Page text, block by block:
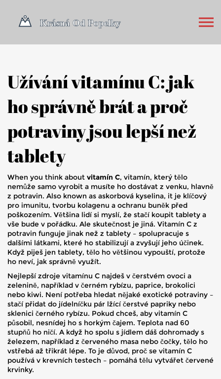
Užívání vitamínu C: jak
ho správně brát a proč
potraviny jsou lepší než
tablety
When you think about vitamín C, vitamín, který tělo
nemůže samo vyrobit a musíte ho dostávat z venku, hlavně
z potravin. Also known as askorbová kyselina, it je klíčový
pro imunitu, tvorbu kolagenu a ochranu buněk před
poškozením. Většina lidí si myslí, že stačí koupit tablety a
vše bude v pořádku. Ale skutečnost je jiná. Vitamín C z
potravin funguje jinak než z tablety – spolupracuje s
dalšími látkami, které ho stabilizují a zvyšují jeho účinek.
Když piješ jen tablety, tělo ho většinou vypouští, protože
ho neví, jak správně využít.
Nejlepší zdroje vitamínu C najdeš v čerstvém ovoci a
zelenině, například v černém rybízu, paprice, brokolici
nebo kiwi. Není potřeba hledat nějaké exotické potraviny –
stačí přidat do jídelníčku pár lžící čerstvé papriky nebo
sklenici černého rybízu. Pokud chceš, aby vitamín C
působil, nesnídej ho s horkým čajem. Teplota nad 60
stupňů ho ničí. A když ho spolu s jídlem dáš dohromady s
železem, například z červeného masa nebo čočky, tělo ho
vstřebá až třikrát lépe. To je důvod, proč se vitamín C
používá v krevních testech – pomáhá tělu vytvářet červené
krvinky.